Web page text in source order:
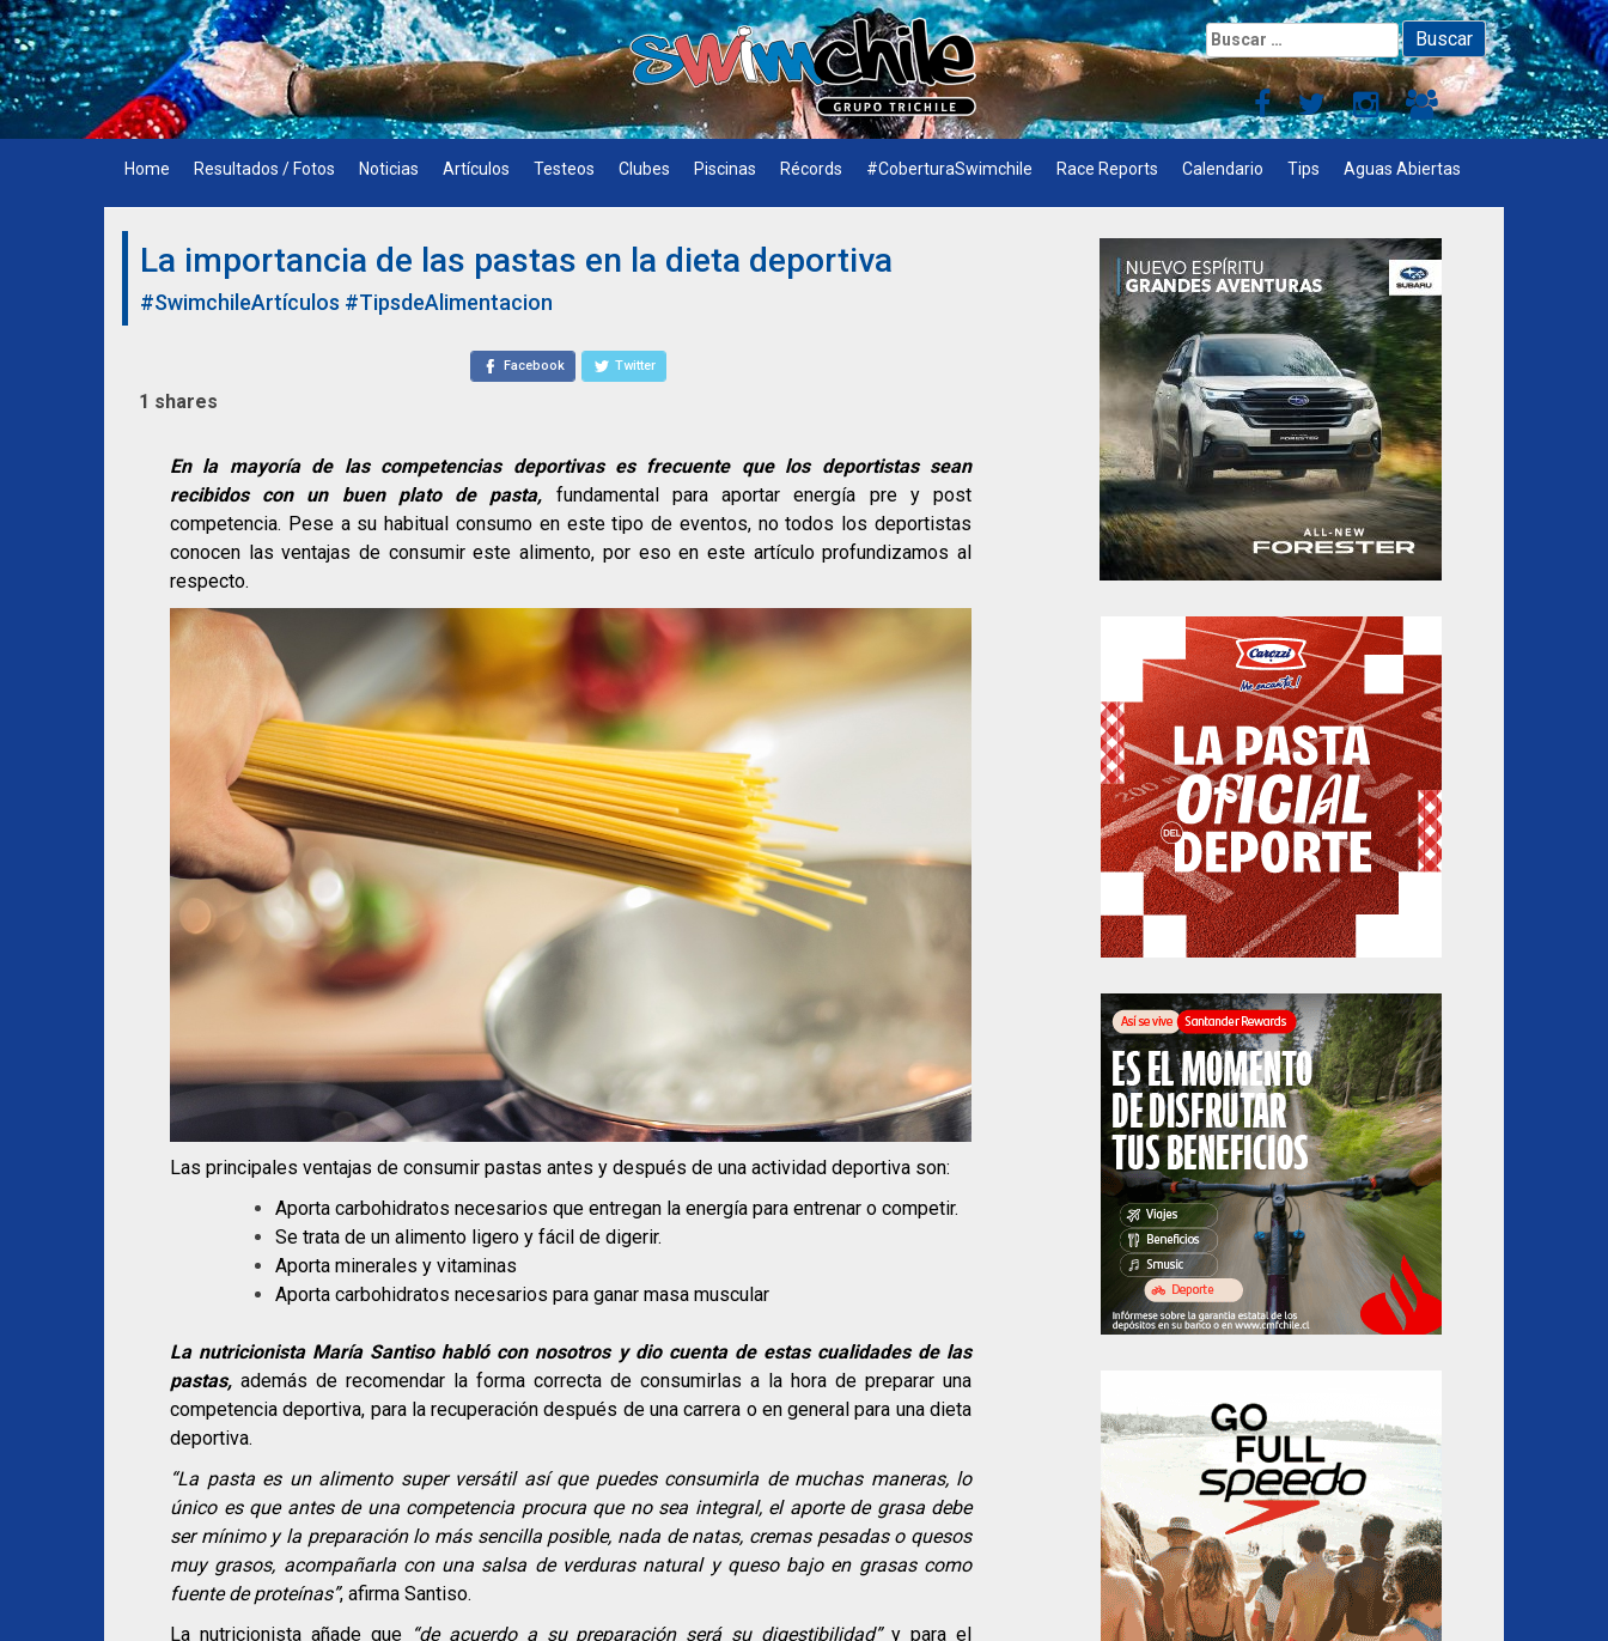
Skip
to
content
Buscar:
Home Resultados / Fotos Noticias Artículos Testeos Clubes Piscinas Récords #CoberturaSwimchile Race Reports Calendario Tips Aguas Abiertas
La importancia de las pastas en la dieta deportiva
#SwimchileArtículos #TipsdeAlimentacion
Facebook Twitter
1 shares
En la mayoría de las competencias deportivas es frecuente que los deportistas sean
recibidos con un buen plato de pasta, fundamental para aportar energía pre y post
competencia. Pese a su habitual consumo en este tipo de eventos, no todos los deportistas
conocen las ventajas de consumir este alimento, por eso en este artículo profundizamos al
respecto.
Las principales ventajas de consumir pastas antes y después de una actividad deportiva son:
Aporta carbohidratos necesarios que entregan la energía para entrenar o competir.
Se trata de un alimento ligero y fácil de digerir.
Aporta minerales y vitaminas
Aporta carbohidratos necesarios para ganar masa muscular
La nutricionista María Santiso habló con nosotros y dio cuenta de estas cualidades de las
pastas, además de recomendar la forma correcta de consumirlas a la hora de preparar una
competencia deportiva, para la recuperación después de una carrera o en general para una dieta
deportiva.
“La pasta es un alimento super versátil así que puedes consumirla de muchas maneras, lo
único es que antes de una competencia procura que no sea integral, el aporte de grasa debe
ser mínimo y la preparación lo más sencilla posible, nada de natas, cremas pesadas o quesos
muy grasos, acompañarla con una salsa de verduras natural y queso bajo en grasas como
fuente de proteínas”, afirma Santiso.
La nutricionista añade que “de acuerdo a su preparación será su digestibilidad”y para el